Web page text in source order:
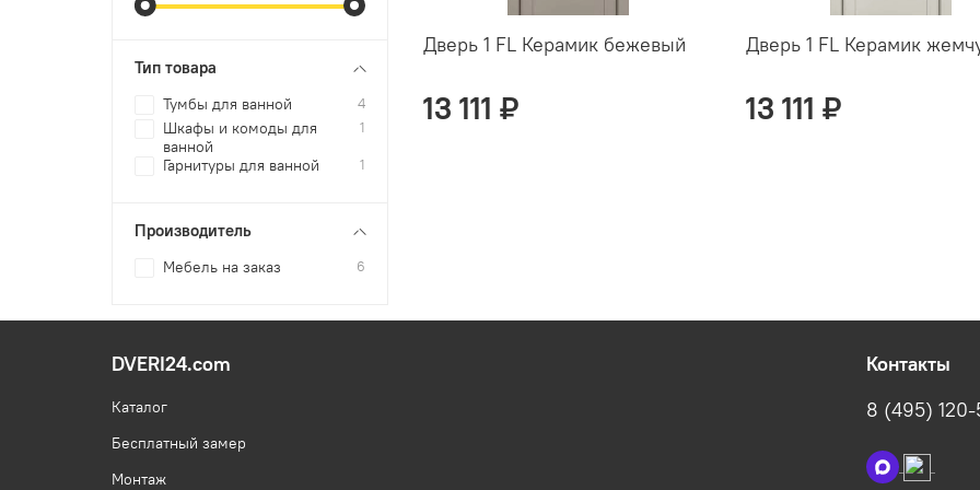
Дверь 1 FL Керамик бежевый
13 111 ₽
Дверь 1 FL Керамик
13 111 ₽
Тип товара
Тумбы для ванной 4
Шкафы и комоды для
ванной
1
Гарнитуры для ванной 1
Производитель
Мебель на заказ 6
DVERI24.com
Каталог
Бесплатный замер
Монтаж
Контакты
8 (495)